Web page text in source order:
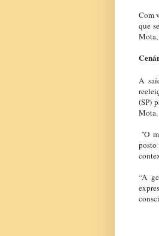
Com
que
Mota,
A
(SP)
Mota.
''O
posto
“A